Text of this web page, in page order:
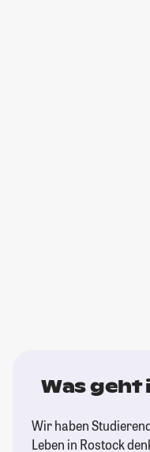
Was geht
Wir haben
Leben in Rostock